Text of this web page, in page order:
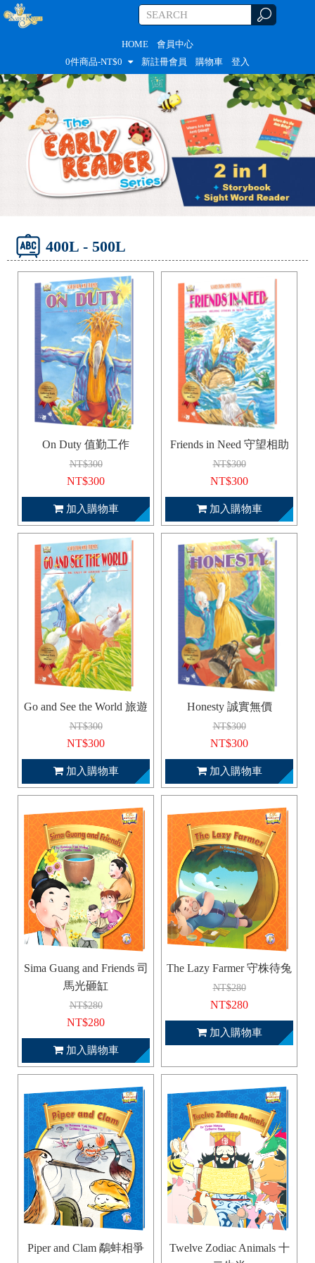
HOME
會員中心
0件商品-NT$0 新註冊會員 購物車 登入
400L - 500L
On Duty 值勤工作
NT$300
NT$300
加入購物車
Friends in Need 守望相助
NT$300
NT$300
加入購物車
Go and See the World 旅遊
NT$300
NT$300
加入購物車
Honesty 誠實無價
NT$300
NT$300
加入購物車
Sima Guang and Friends 司
馬光砸缸
NT$280
NT$280
加入購物車
The Lazy Farmer 守株待兔
NT$280
NT$280
加入購物車
Piper and Clam 鷸蚌相爭
Twelve Zodiac Animals 十